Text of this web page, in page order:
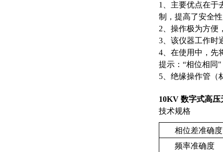
1、主要优点在于
制，提高了安全
2、操作极为方便
3、该仪器工作时
4、在使用中，先
提示：“相位相同
5、绝缘操作管（
10KV 数字式高压
技术规格
相位差准确度
频率准确度